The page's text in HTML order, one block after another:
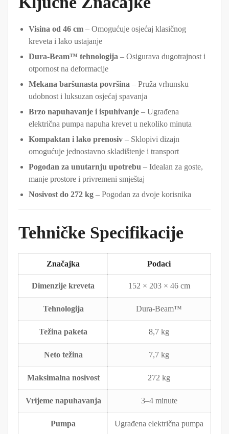
Visina od 46 cm – Omogućuje osjećaj klasičnog
kreveta i lako ustajanje
Dura-Beam™ tehnologija – Osigurava dugotrajnost i
otpornost na deformacije
Mekana baršunasta površina – Pruža vrhunsku
udobnost i luksuzan osjećaj spavanja
Brzo napuhavanje i ispuhivanje – Ugrađena
električna pumpa napuha krevet u nekoliko minuta
Kompaktan i lako prenosiv – Sklopivi dizajn
omogućuje jednostavno skladištenje i transport
Pogodan za unutarnju upotrebu – Idealan za goste,
manje prostore i privremeni smještaj
Nosivost do 272 kg – Pogodan za dvoje korisnika
Tehničke Specifikacije
Značajka Podaci
Dimenzije kreveta 152 × 203 × 46 cm
Tehnologija Dura-Beam™
Težina paketa 8,7 kg
Neto težina 7,7 kg
Maksimalna nosivost 272 kg
Vrijeme napuhavanja 3–4 minute
Pumpa Ugrađena električna pumpa